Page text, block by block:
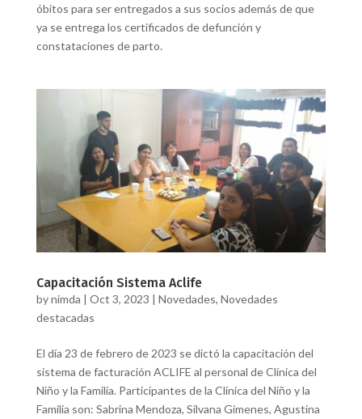
óbitos para ser entregados a sus socios además de que
ya se entrega los certificados de defunción y
constataciones de parto.
Capacitación Sistema Aclife
bynimda | Oct 3, 2023 | Novedades, Novedades
destacadas
El día 23 de febrero de 2023 se dictó la capacitación del
sistema de facturación ACLIFE al personal de Clínica del
Niño y la Familia. Participantes de la Clínica del Niño y la
Familia son: Sabrina Mendoza, Silvana Gimenes, Agustina